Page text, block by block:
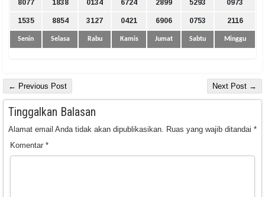
8077 1838 0134 6724 2899 5293 0973
1535 8854 3127 0421 6906 0753 2116
Senin Selasa Rabu Kamis Jumat Sabtu Minggu
← Previous Post Next Post →
Tinggalkan Balasan
Alamat email Anda tidak akan dipublikasikan. Ruas yang wajib ditandai *
Komentar *